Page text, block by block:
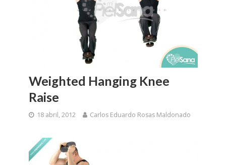
Weighted Hanging Knee
Raise
18 abril, 2012 Carlos Eduardo Rosas Maldonado